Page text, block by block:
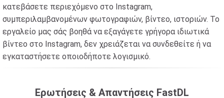
κατεβάσετε περιεχόμενο στο Instagram,
συμπεριλαμβανομένων φωτογραφιών, βίντεο, ιστοριών. Το
εργαλείο μας σάς βοηθά να εξαγάγετε γρήγορα ιδιωτικά
βίντεο στο Instagram, δεν χρειάζεται να συνδεθείτε ή να
εγκαταστήσετε οποιοδήποτε λογισμικό.
Ερωτήσεις & Απαντήσεις FastDL